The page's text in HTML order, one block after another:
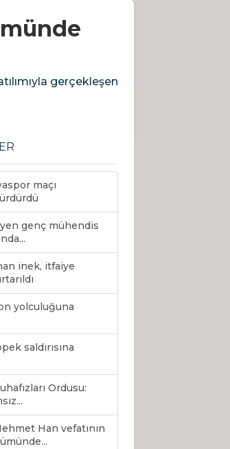
gerçekleşen
maçı
genç mühendis
inek, itfaiye
yolculuğuna
saldırısına
Ordusu:
Han vefatının